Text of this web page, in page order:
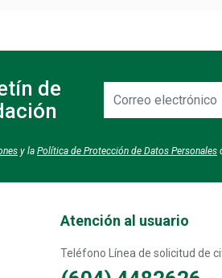
de
Correo
electrónico
y la Política de Protección de Datos Personales
footerAtención al usuario
Teléfono Línea de solicitud de